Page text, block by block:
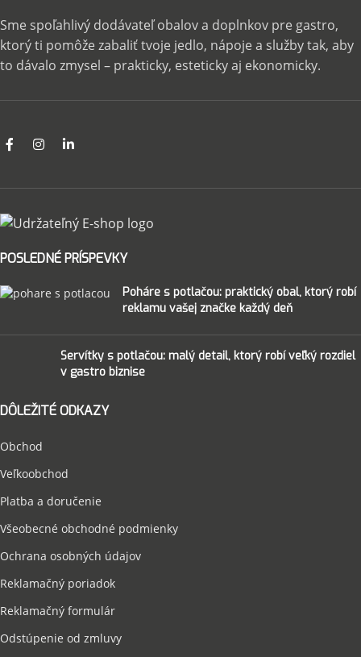
Sme spoľahlivý dodávateľ obalov a doplnkov pre gastro,
ktorý ti pomôže zabaliť tvoje jedlo, nápoje a služby tak, aby
to dávalo zmysel – prakticky, esteticky aj ekonomicky.
POSLEDNÉ PRÍSPEVKY
Poháre s potlačou: praktický obal, ktorý robí
reklamu vašej značke každý deň
Servítky s potlačou: malý detail, ktorý robí veľký rozdiel
v gastro biznise
DÔLEŽITÉ ODKAZY
Obchod
Veľkoobchod
Platba a doručenie
Všeobecné obchodné podmienky
Ochrana osobných údajov
Reklamačný poriadok
Reklamačný formulár
Odstúpenie od zmluvy